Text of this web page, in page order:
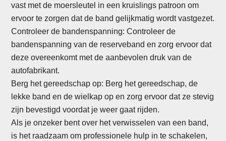
vast met de moersleutel in een kruislings patroon om
ervoor te zorgen dat de band gelijkmatig wordt vastgezet.
Controleer de bandenspanning: Controleer de
bandenspanning van de reserveband en zorg ervoor dat
deze overeenkomt met de aanbevolen druk van de
autofabrikant.
Berg het gereedschap op: Berg het gereedschap, de
lekke band en de wielkap op en zorg ervoor dat ze stevig
zijn bevestigd voordat je weer gaat rijden.
Als je onzeker bent over het verwisselen van een band,
is het raadzaam om professionele hulp in te schakelen,